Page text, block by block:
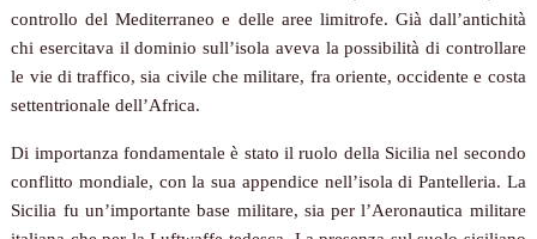
controllo del Mediterraneo e delle aree limitrofe. Già dall’antichità
chi esercitava il dominio sull’isola aveva la possibilità di controllare
le vie di traffico, sia civile che militare, fra oriente, occidente e costa
settentrionale dell’Africa.
Di importanza fondamentale è stato il ruolo della Sicilia nel secondo
conflitto mondiale, con la sua appendice nell’isola di Pantelleria. La
Sicilia fu un’importante base militare, sia per l’Aeronautica militare